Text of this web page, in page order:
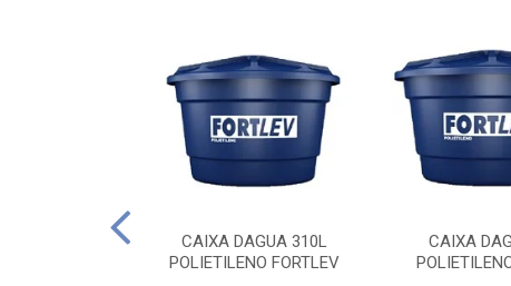
CAIXA DAGUA 310L
POLIETILENO FORTLEV
CAIXA